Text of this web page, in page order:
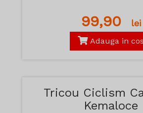
99,90 lei
Adauga in cos
Tricou Ciclism
Kemaloce